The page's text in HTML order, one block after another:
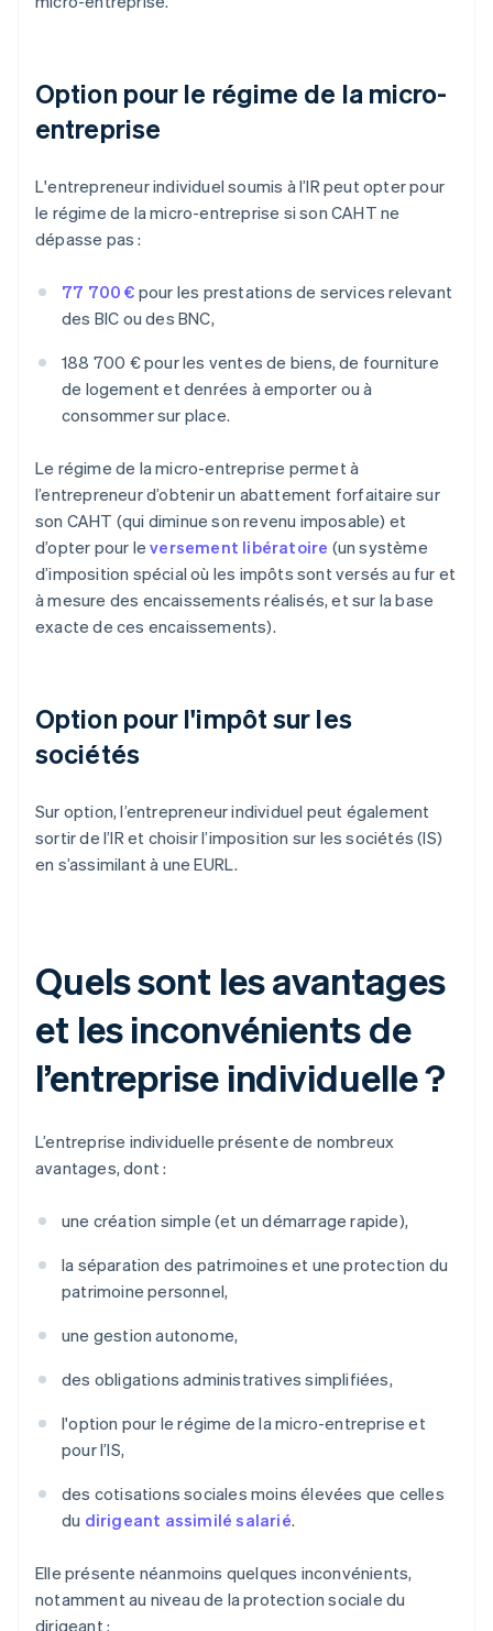
Option pour le régime de la micro-
entreprise
L'entrepreneur individuel soumis à l’IR peut opter pour
le régime de la micro-entreprise si son CAHT ne
dépasse pas :
77 700 € pour les prestations de services relevant
des BIC ou des BNC,
188 700 € pour les ventes de biens, de fourniture
de logement et denrées à emporter ou à
consommer sur place.
Le régime de la micro-entreprise permet à
l’entrepreneur d’obtenir un abattement forfaitaire sur
son CAHT (qui diminue son revenu imposable) et
d’opter pour leversement libératoire (un système
d’imposition spécial où les impôts sont versés au fur et
à mesure des encaissements réalisés, et sur la base
exacte de ces encaissements).
Option pour l'impôt sur les
sociétés
Sur option, l’entrepreneur individuel peut également
sortir de l’IR et choisir l’imposition sur les sociétés (IS)
en s’assimilant à une EURL.
Quels sont les avantages
et les inconvénients de
l’entreprise individuelle ?
L’entreprise individuelle présente de nombreux
avantages, dont :
une création simple (et un démarrage rapide),
la séparation des patrimoines et une protection du
patrimoine personnel,
une gestion autonome,
des obligations administratives simplifiées,
l'option pour le régime de la micro-entreprise et
pour l’IS,
des cotisations sociales moins élevées que celles
du dirigeant assimilé salarié.
Elle présente néanmoins quelques inconvénients,
notamment au niveau de la protection sociale du
dirigeant :